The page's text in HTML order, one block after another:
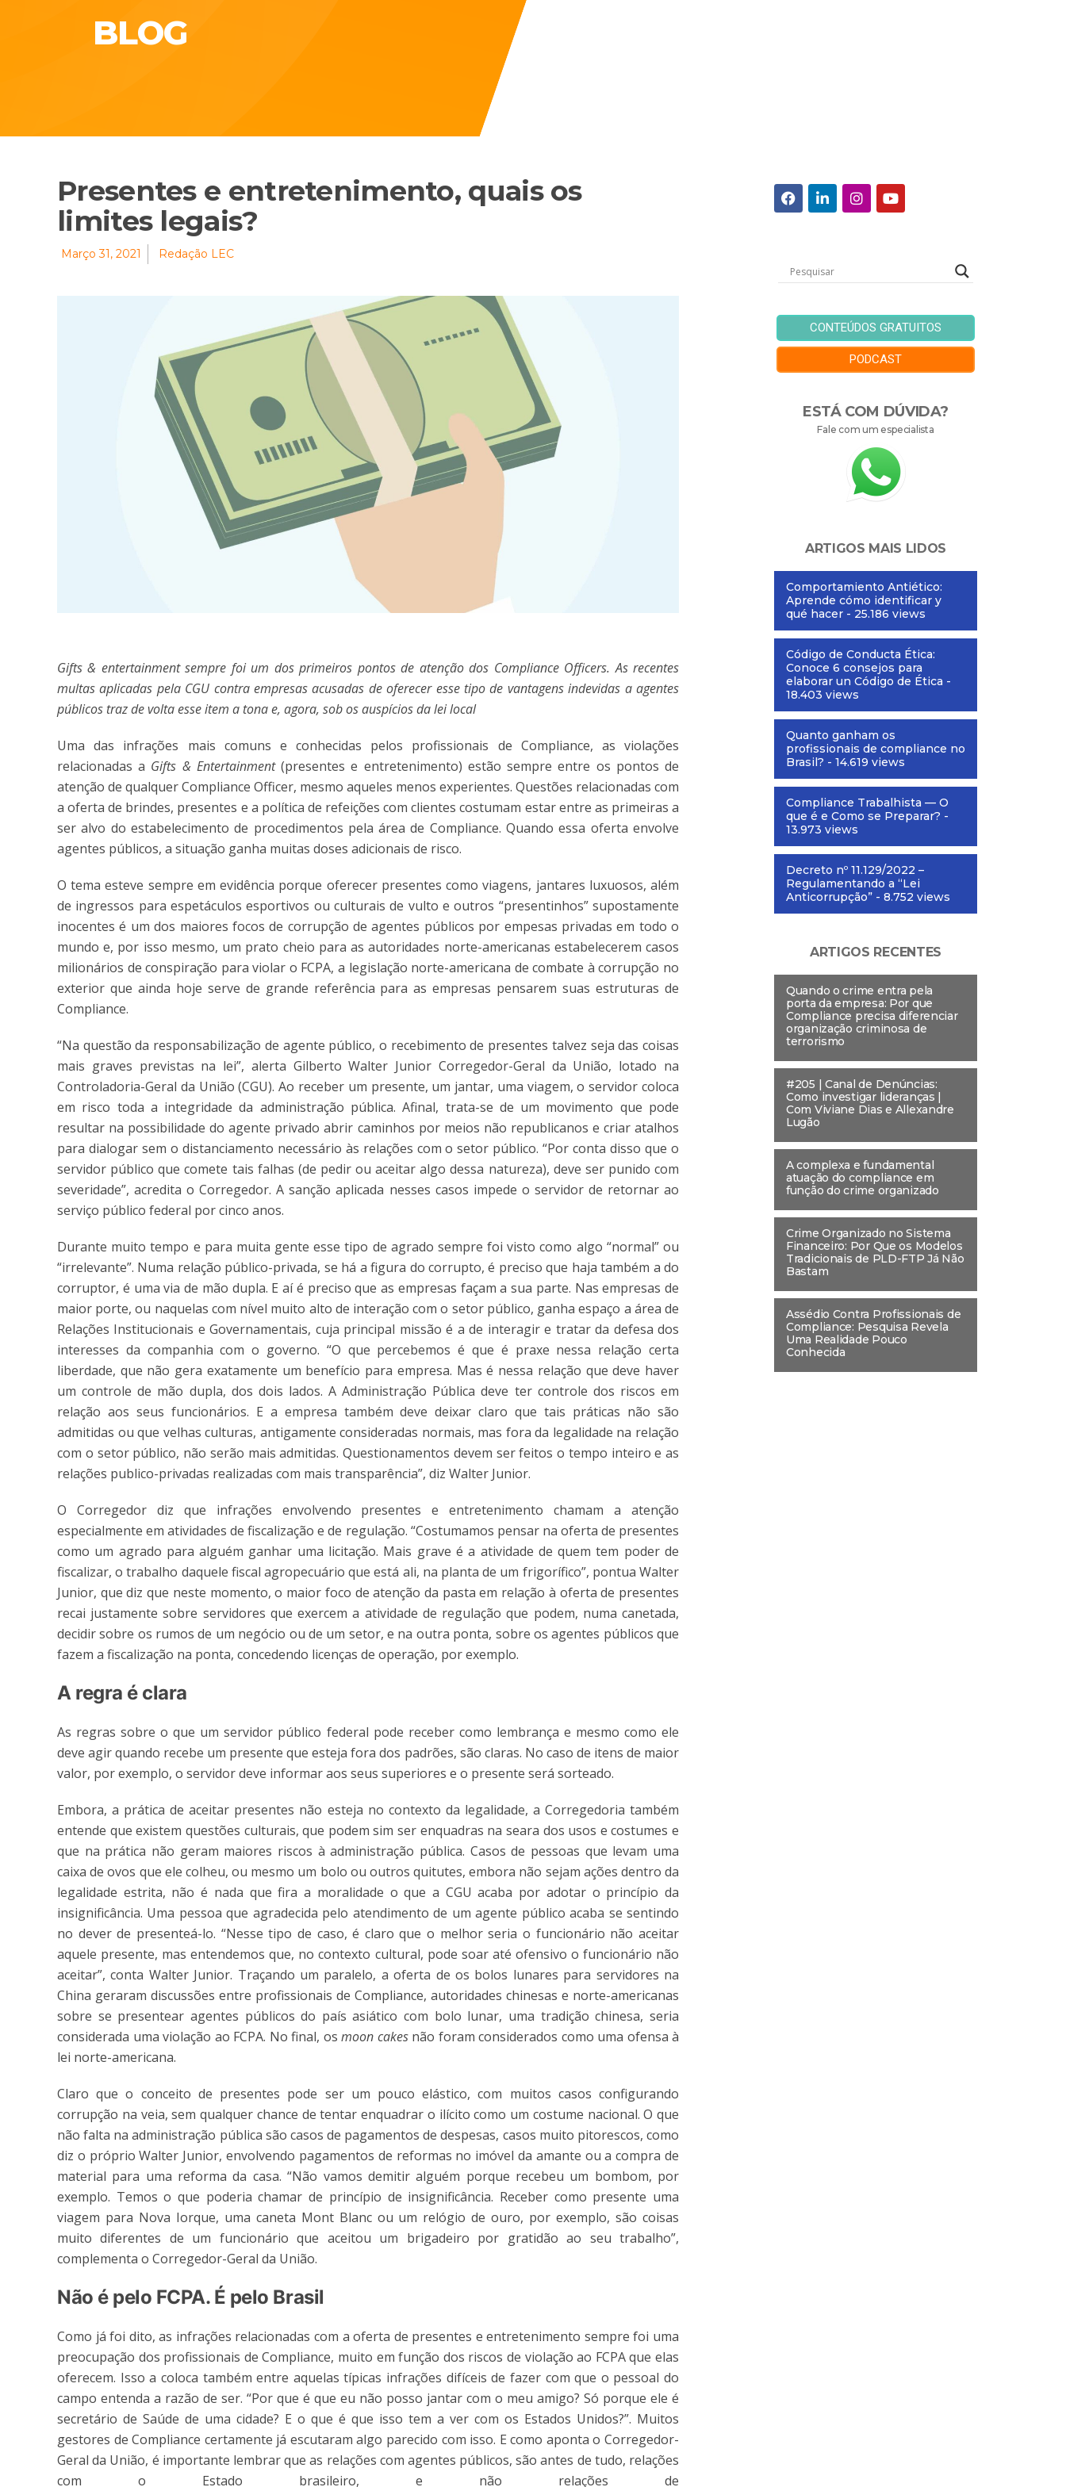
BLOG
Presentes e entretenimento, quais os
limites legais?
Março 31, 2021 Redação LEC
Gifts & entertainment sempre foi um dos primeiros pontos de atenção dos Compliance Officers. As recentes
multas aplicadas pela CGU contra empresas acusadas de oferecer esse tipo de vantagens indevidas a agentes
públicos traz de volta esse item a tona e, agora, sob os auspícios da lei local
Uma das infrações mais comuns e conhecidas pelos profissionais de Compliance, as violações
relacionadas a Gifts & Entertainment(presentes e entretenimento) estão sempre entre os pontos de
atenção de qualquer Compliance Officer, mesmo aqueles menos experientes. Questões relacionadas com
a oferta de brindes, presentes e a política de refeições com clientes costumam estar entre as primeiras a
ser alvo do estabelecimento de procedimentos pela área de Compliance. Quando essa oferta envolve
agentes públicos, a situação ganha muitas doses adicionais de risco.
O tema esteve sempre em evidência porque oferecer presentes como viagens, jantares luxuosos, além
de ingressos para espetáculos esportivos ou culturais de vulto e outros “presentinhos” supostamente
inocentes é um dos maiores focos de corrupção de agentes públicos por empesas privadas em todo o
mundo e, por isso mesmo, um prato cheio para as autoridades norte-americanas estabelecerem casos
milionários de conspiração para violar o FCPA, a legislação norte-americana de combate à corrupção no
exterior que ainda hoje serve de grande referência para as empresas pensarem suas estruturas de
Compliance.
“Na questão da responsabilização de agente público, o recebimento de presentes talvez seja das coisas
mais graves previstas na lei”, alerta Gilberto Walter Junior Corregedor-Geral da União, lotado na
Controladoria-Geral da União (CGU). Ao receber um presente, um jantar, uma viagem, o servidor coloca
em risco toda a integridade da administração pública. Afinal, trata-se de um movimento que pode
resultar na possibilidade do agente privado abrir caminhos por meios não republicanos e criar atalhos
para dialogar sem o distanciamento necessário às relações com o setor público. “Por conta disso que o
servidor público que comete tais falhas (de pedir ou aceitar algo dessa natureza), deve ser punido com
severidade”, acredita o Corregedor. A sanção aplicada nesses casos impede o servidor de retornar ao
serviço público federal por cinco anos.
Durante muito tempo e para muita gente esse tipo de agrado sempre foi visto como algo “normal” ou
“irrelevante”. Numa relação público-privada, se há a figura do corrupto, é preciso que haja também a do
corruptor, é uma via de mão dupla. E aí é preciso que as empresas façam a sua parte. Nas empresas de
maior porte, ou naquelas com nível muito alto de interação com o setor público, ganha espaço a área de
Relações Institucionais e Governamentais, cuja principal missão é a de interagir e tratar da defesa dos
interesses da companhia com o governo. “O que percebemos é que é praxe nessa relação certa
liberdade, que não gera exatamente um benefício para empresa. Mas é nessa relação que deve haver
um controle de mão dupla, dos dois lados. A Administração Pública deve ter controle dos riscos em
relação aos seus funcionários. E a empresa também deve deixar claro que tais práticas não são
admitidas ou que velhas culturas, antigamente consideradas normais, mas fora da legalidade na relação
com o setor público, não serão mais admitidas. Questionamentos devem ser feitos o tempo inteiro e as
relações publico-privadas realizadas com mais transparência”, diz Walter Junior.
O Corregedor diz que infrações envolvendo presentes e entretenimento chamam a atenção
especialmente em atividades de fiscalização e de regulação. “Costumamos pensar na oferta de presentes
como um agrado para alguém ganhar uma licitação. Mais grave é a atividade de quem tem poder de
fiscalizar, o trabalho daquele fiscal agropecuário que está ali, na planta de um frigorífico”, pontua Walter
Junior, que diz que neste momento, o maior foco de atenção da pasta em relação à oferta de presentes
recai justamente sobre servidores que exercem a atividade de regulação que podem, numa canetada,
decidir sobre os rumos de um negócio ou de um setor, e na outra ponta, sobre os agentes públicos que
fazem a fiscalização na ponta, concedendo licenças de operação, por exemplo.
A regra é clara
As regras sobre o que um servidor público federal pode receber como lembrança e mesmo como ele
deve agir quando recebe um presente que esteja fora dos padrões, são claras. No caso de itens de maior
valor, por exemplo, o servidor deve informar aos seus superiores e o presente será sorteado.
Embora, a prática de aceitar presentes não esteja no contexto da legalidade, a Corregedoria também
entende que existem questões culturais, que podem sim ser enquadras na seara dos usos e costumes e
que na prática não geram maiores riscos à administração pública. Casos de pessoas que levam uma
caixa de ovos que ele colheu, ou mesmo um bolo ou outros quitutes, embora não sejam ações dentro da
legalidade estrita, não é nada que fira a moralidade o que a CGU acaba por adotar o princípio da
insignificância. Uma pessoa que agradecida pelo atendimento de um agente público acaba se sentindo
no dever de presenteá-lo. “Nesse tipo de caso, é claro que o melhor seria o funcionário não aceitar
aquele presente, mas entendemos que, no contexto cultural, pode soar até ofensivo o funcionário não
aceitar”, conta Walter Junior. Traçando um paralelo, a oferta de os bolos lunares para servidores na
China geraram discussões entre profissionais de Compliance, autoridades chinesas e norte-americanas
sobre se presentear agentes públicos do país asiático com bolo lunar, uma tradição chinesa, seria
considerada uma violação ao FCPA. No final, os moon cakesnão foram considerados como uma ofensa à
lei norte-americana.
Claro que o conceito de presentes pode ser um pouco elástico, com muitos casos configurando
corrupção na veia, sem qualquer chance de tentar enquadrar o ilícito como um costume nacional. O que
não falta na administração pública são casos de pagamentos de despesas, casos muito pitorescos, como
diz o próprio Walter Junior, envolvendo pagamentos de reformas no imóvel da amante ou a compra de
material para uma reforma da casa. “Não vamos demitir alguém porque recebeu um bombom, por
exemplo. Temos o que poderia chamar de princípio de insignificância. Receber como presente uma
viagem para Nova Iorque, uma caneta Mont Blanc ou um relógio de ouro, por exemplo, são coisas
muito diferentes de um funcionário que aceitou um brigadeiro por gratidão ao seu trabalho”,
complementa o Corregedor-Geral da União.
Não é pelo FCPA. É pelo Brasil
Como já foi dito, as infrações relacionadas com a oferta de presentes e entretenimento sempre foi uma
preocupação dos profissionais de Compliance, muito em função dos riscos de violação ao FCPA que elas
oferecem. Isso a coloca também entre aquelas típicas infrações difíceis de fazer com que o pessoal do
campo entenda a razão de ser. “Por que é que eu não posso jantar com o meu amigo? Só porque ele é
secretário de Saúde de uma cidade? E o que é que isso tem a ver com os Estados Unidos?”. Muitos
gestores de Compliance certamente já escutaram algo parecido com isso. E como aponta o Corregedor-
Geral da União, é importante lembrar que as relações com agentes públicos, são antes de tudo, relações
com o Estado brasileiro, e não relações de
CONTEÚDOS GRATUITOS
PODCAST
ESTÁ COM DÚVIDA?
Fale com um especialista
ARTIGOS MAIS LIDOS
Comportamiento Antiético:
Aprende cómo identificar y
qué hacer - 25.186 views
Código de Conducta Ética:
Conoce 6 consejos para
elaborar un Código de Ética -
18.403 views
Quanto ganham os
profissionais de compliance no
Brasil? - 14.619 views
Compliance Trabalhista — O
que é e Como se Preparar? -
13.973 views
Decreto nº 11.129/2022 –
Regulamentando a “Lei
Anticorrupção” - 8.752 views
ARTIGOS RECENTES
Quando o crime entra pela
porta da empresa: Por que
Compliance precisa diferenciar
organização criminosa de
terrorismo
#205 | Canal de Denúncias:
Como investigar lideranças |
Com Viviane Dias e Allexandre
Lugão
A complexa e fundamental
atuação do compliance em
função do crime organizado
Crime Organizado no Sistema
Financeiro: Por Que os Modelos
Tradicionais de PLD-FTP Já Não
Bastam
Assédio Contra Profissionais de
Compliance: Pesquisa Revela
Uma Realidade Pouco
Conhecida